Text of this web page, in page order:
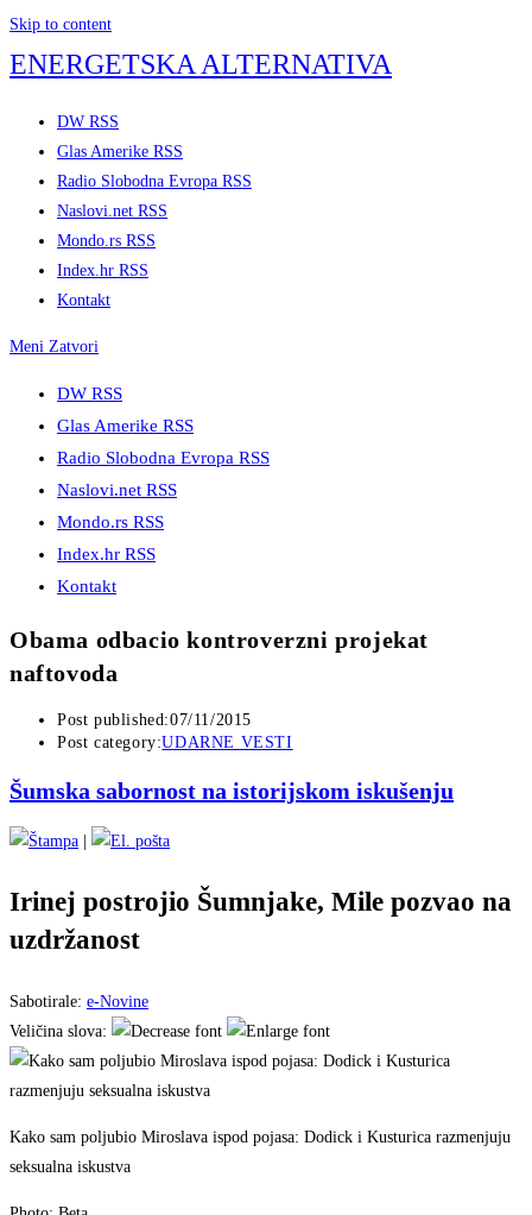
Skip to content
ENERGETSKA ALTERNATIVA
DW RSS
Glas Amerike RSS
Radio Slobodna Evropa RSS
Naslovi.net RSS
Mondo.rs RSS
Index.hr RSS
Kontakt
Meni Zatvori
DW RSS
Glas Amerike RSS
Radio Slobodna Evropa RSS
Naslovi.net RSS
Mondo.rs RSS
Index.hr RSS
Kontakt
Obama odbacio kontroverzni projekat
naftovoda
Post published:07/11/2015
Post category:UDARNE VESTI
Šumska sabornost na istorijskom iskušenju
Irinej postrojio Šumnjake, Mile pozvao na
uzdržanost
Sabotirale: e-Novine
Veličina slova:
Kako sam poljubio Miroslava ispod pojasa: Dodick i Kusturica razmenjuju
seksualna iskustva